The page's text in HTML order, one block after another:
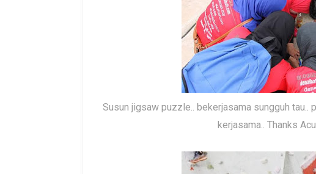
Susun jigsaw puzzle.. bekerjasama sungguh tau..
kerjasama.. Thanks